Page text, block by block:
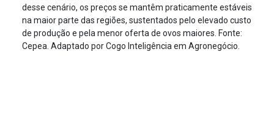
desse cenário, os preços se mantêm praticamente estáveis
na maior parte das regiões, sustentados pelo elevado custo
de produção e pela menor oferta de ovos maiores. Fonte:
Cepea. Adaptado por Cogo Inteligência em Agronegócio.